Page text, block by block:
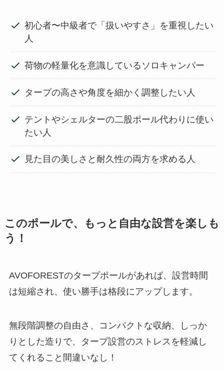
初心者〜中級者で「扱いやすさ」を重視したい
人
荷物の軽量化を意識しているソロキャンパー
タープの高さや角度を細かく調整したい人
テントやシェルターの二股ポール代わりに使い
たい人
見た目の美しさと耐久性の両方を求める人
このポールで、もっと自由な設営を楽しも
う！
AVOFORESTのタープポールがあれば、設営時間
は短縮され、使い勝手は格段にアップします。
無段階調整の自由さ、コンパクトな収納、しっか
りとした造りで、タープ設営のストレスを軽減し
てくれること間違いなし！